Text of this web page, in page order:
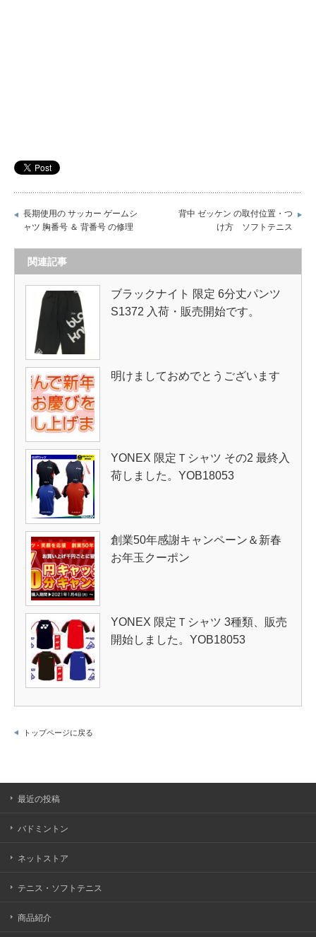
長期使用の サッカー ゲームシ
ャツ 胸番号 ＆ 背番号 の修理
背中 ゼッケン の取付位置・つ
け方 ソフトテニス
関連記事
ブラックナイト 限定 6分丈パンツ
S1372 入荷・販売開始です。
明けましておめでとうございます
YONEX 限定Ｔシャツ その2 最終入
荷しました。YOB18053
創業50年感謝キャンペーン＆新春
お年玉クーポン
YONEX 限定Ｔシャツ 3種類、販売
開始しました。YOB18053
トップページに戻る
最近の投稿
バドミントン
ネットストア
テニス・ソフトテニス
商品紹介